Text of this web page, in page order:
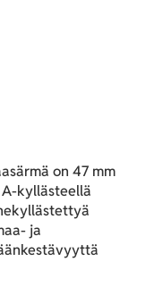
on 47 mm
kyllästeellä
ja